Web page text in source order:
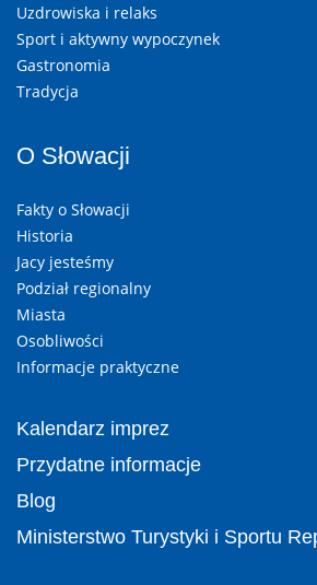
Uzdrowiska i relaks
Sport i aktywny wypoczynek
Gastronomia
Tradycja
O Słowacji
Fakty o Słowacji
Historia
Jacy jesteśmy
Podział regionalny
Miasta
Osobliwości
Informacje praktyczne
Kalendarz imprez
Przydatne informacje
Blog
Ministerstwo Turystyki i Sportu